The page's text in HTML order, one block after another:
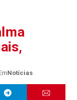
Notícias